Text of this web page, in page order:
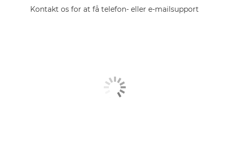
Kontakt os for at få telefon- eller e-mailsupport